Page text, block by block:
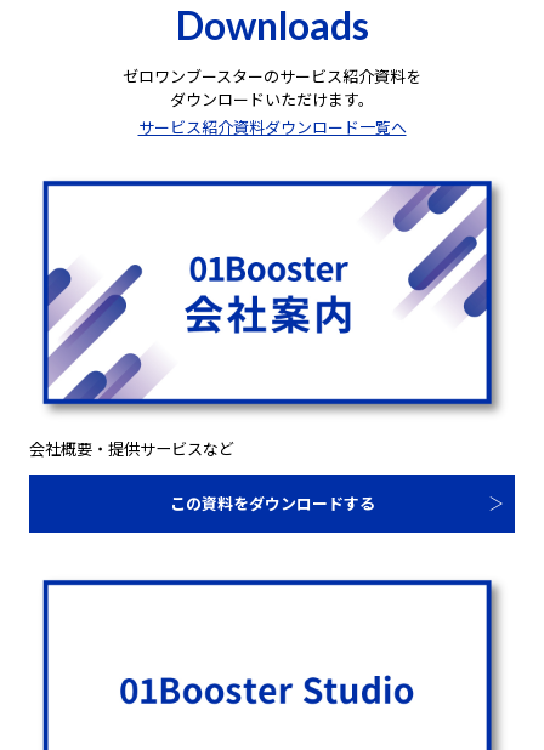
Downloads
ゼロワンブースターのサービス紹介資料を
ダウンロードいただけます。
サービス紹介資料ダウンロード一覧へ
会社概要・提供サービスなど
この資料をダウンロードする